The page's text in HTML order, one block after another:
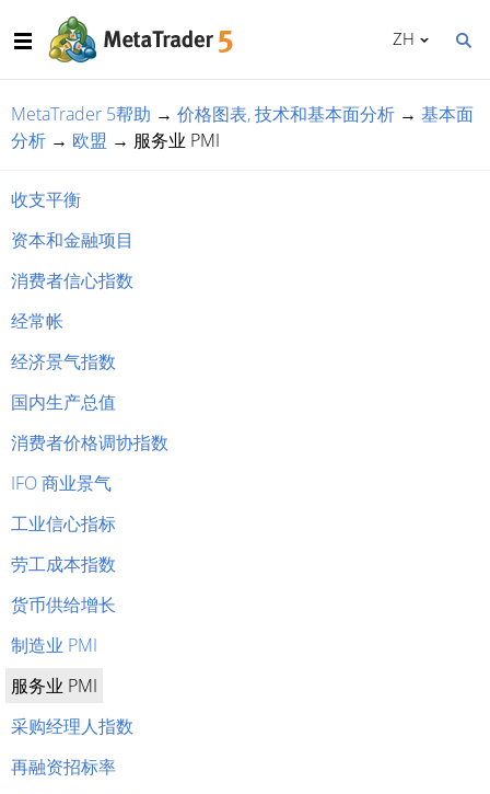
ZH
MetaTrader 5帮助 → 价格图表, 技术和基本面分析 → 基本面
分析 → 欧盟 → 服务业 PMI
收支平衡
资本和金融项目
消费者信心指数
经常帐
经济景气指数
国内生产总值
消费者价格调协指数
IFO 商业景气
工业信心指标
劳工成本指数
货币供给增长
制造业 PMI
服务业 PMI
采购经理人指数
再融资招标率